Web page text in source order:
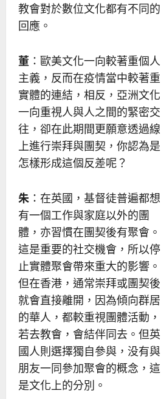
教會對於數位文化都有不同的
回應。
董 ：歐美文化一向較著重個人
主義，反而在疫情當中較著重
實體的連結，相反，亞洲文化
一向重視人與人之間的緊密交
往，卻在此期間更願意透過線
上進行崇拜與團契，你認為是
怎樣形成這個反差呢？
朱 ：在英國，基督徒普遍都想
有一個工作與家庭以外的團
體，亦習慣在團契後有聚會。
這是重要的社交機會，所以停
止實體聚會帶來重大的影響。
但在香港，通常崇拜或團契後
就會直接離開，因為傾向群居
的華人，都較重視團體活動，
若去教會，會結伴同去。但英
國人則選擇獨自參與，没有與
朋友一同參加聚會的概念，這
是文化上的分別。